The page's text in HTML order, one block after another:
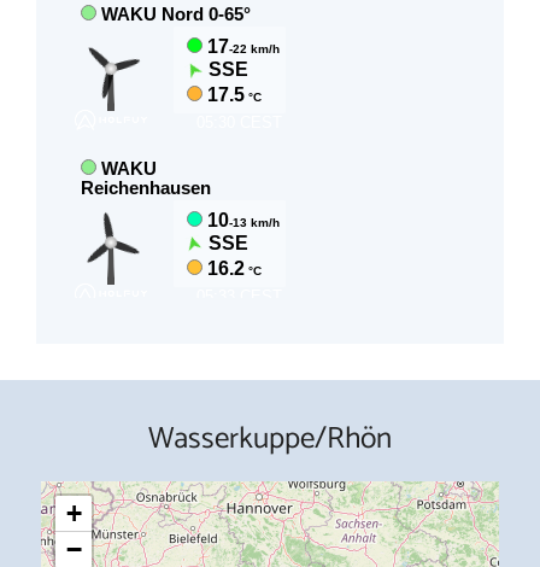
Wasserkuppe/Rhön
+
−